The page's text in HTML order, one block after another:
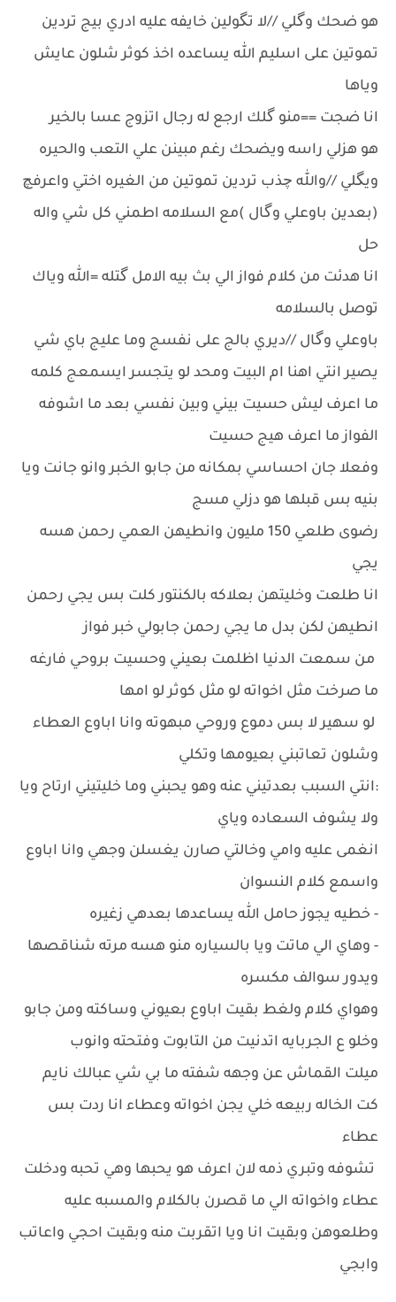
هو ضحك وگلي //لا تگولين خايفه عليه ادري بيج تردين
تموتين على اسليم الله يساعده اخذ كوثر شلون عايش
وياها
انا ضجت ==منو گلك ارجع له رجال اتزوج عسا بالخير
هو هزلي راسه ويضحك رغم مبينن علي التعب والحيره
ويگلي //والله چذب تردين تموتين من الغيره اختي واعرفچ
(بعدين باوعلي وگال )مع السلامه اطمني كل شي واله
حل
انا هدئت من كلام فواز الي بث بيه الامل گتله =الله وياك
توصل بالسلامه
باوعلي وگال //ديري بالج على نفسج وما عليج باي شي
يصير انتي اهنا ام البيت ومحد لو يتجسر ايسمعج كلمه
ما اعرف ليش حسيت بيني وبين نفسي بعد ما اشوفه
الفواز ما اعرف هيج حسيت
وفعلا جان احساسي بمكانه من جابو الخبر وانو جانت ويا
بنيه بس قبلها هو دزلي مسج
رضوى طلعي 150 مليون وانطيهن العمي رحمن هسه
يجي
انا طلعت وخليتهن بعلاكه بالكنتور كلت بس يجي رحمن
انطيهن لكن بدل ما يجي رحمن جابولي خبر فواز
من سمعت الدنيا اظلمت بعيني وحسيت بروحي فارغه
ما صرخت مثل اخواته لو مثل كوثر لو امها
لو سهير لا بس دموع وروحي مبهوته وانا اباوع العطاء
وشلون تعاتبني بعيومها وتكلي
:انتي السبب بعدتيني عنه وهو يحبني وما خليتيني ارتاح ويا
ولا يشوف السعاده وياي
انغمى عليه وامي وخالتي صارن يغسلن وجهي وانا اباوع
واسمع كلام النسوان
- خطيه يجوز حامل الله يساعدها بعدهي زغيره
- وهاي الي ماتت ويا بالسياره منو هسه مرته شناقصها
ويدور سوالف مكسره
وهواي كلام ولغط بقيت اباوع بعيوني وساكته ومن جابو
وخلو ع الجربايه اتدنيت من التابوت وفتحته وانوب
ميلت القماش عن وجهه شفته ما بي شي عبالك نايم
كت الخاله ربيعه خلي يجن اخواته وعطاء انا ردت بس
عطاء
تشوفه وتبري ذمه لان اعرف هو يحبها وهي تحبه ودخلت
عطاء واخواته الي ما قصرن بالكلام والمسبه عليه
وطلعوهن وبقيت انا ويا اتقربت منه وبقيت احجي واعاتب
وابجي